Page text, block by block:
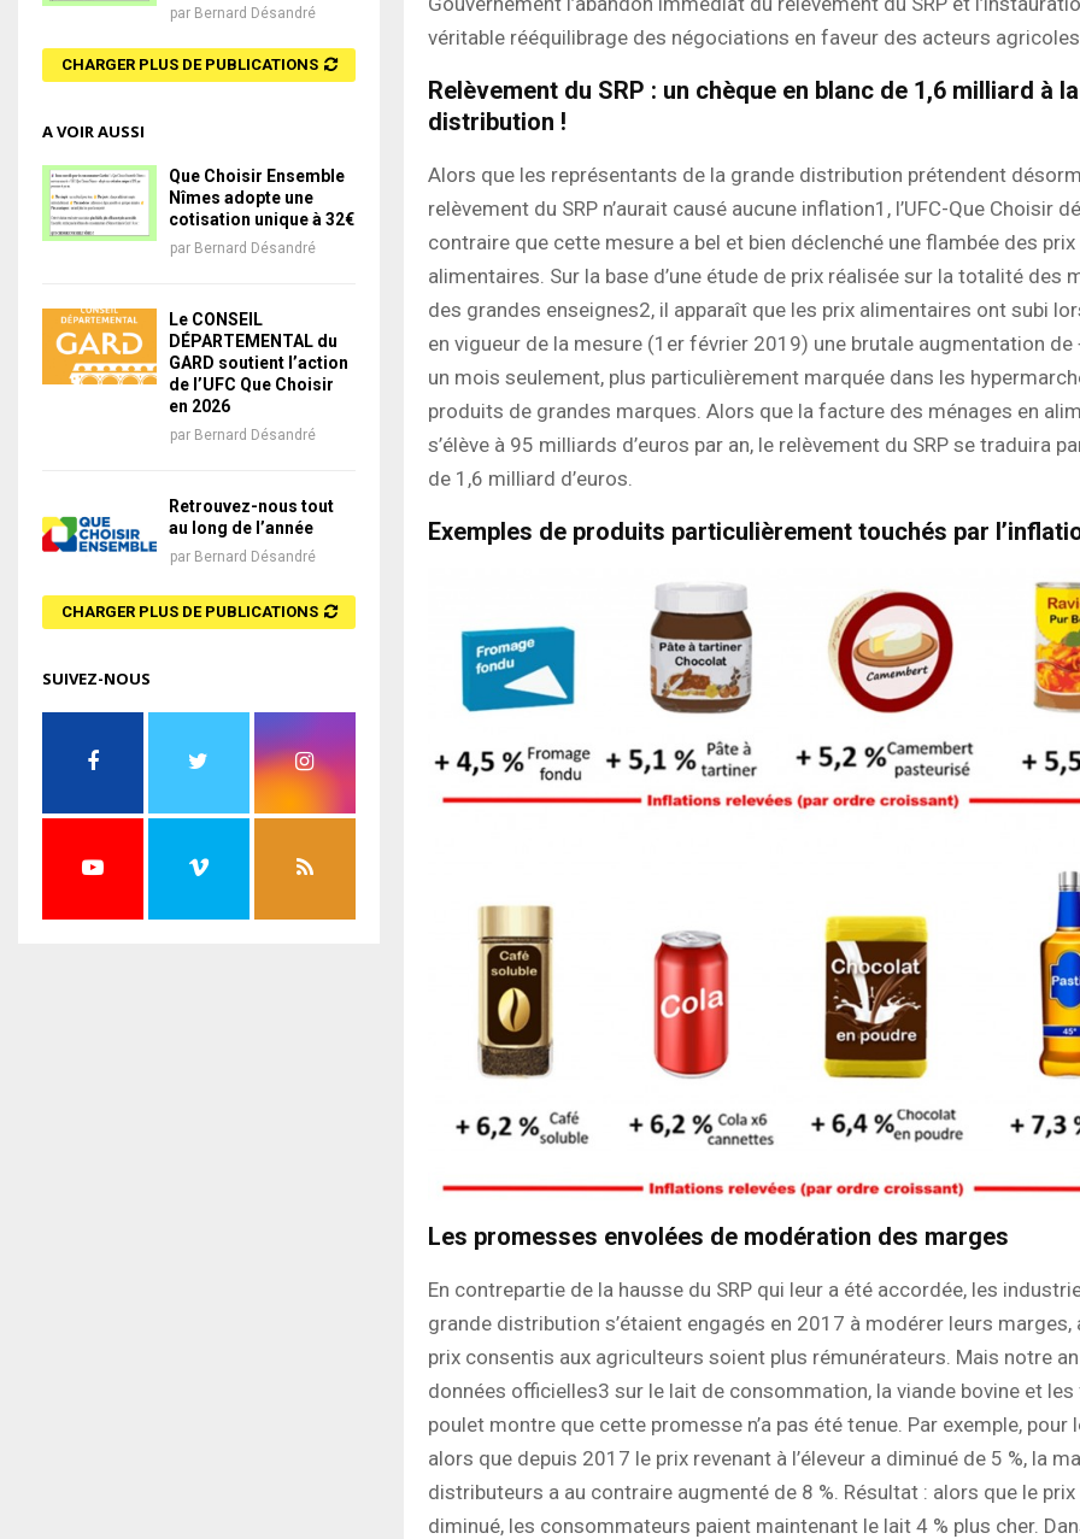
véritable rééquilibrage des négociations en faveur des acteurs
Relèvement du SRP : un chèque en blanc de 1,6 milliard à la
distribution !
Alors que les représentants de la grande distribution prétendent
relèvement du SRP n’aurait causé aucune inflation1, l’UFC-Que Choisir
contraire que cette mesure a bel et bien déclenché une flambée des prix
alimentaires. Sur la base d’une étude de prix réalisée sur la totalité des
des grandes enseignes2, il apparaît que les prix alimentaires ont subi
en vigueur de la mesure (1er février 2019) une brutale augmentation de
un mois seulement, plus particulièrement marquée dans les
produits de grandes marques. Alors que la facture des ménages en
s’élève à 95 milliards d’euros par an, le relèvement du SRP se traduira
de 1,6 milliard d’euros.
Exemples de produits particulièrement touchés par
Les promesses envolées de modération des marges
En contrepartie de la hausse du SRP qui leur a été accordée, les
grande distribution s’étaient engagés en 2017 à modérer leurs marges,
prix consentis aux agriculteurs soient plus rémunérateurs. Mais notre
données officielles3 sur le lait de consommation, la viande bovine et
poulet montre que cette promesse n’a pas été tenue. Par exemple, pour
alors que depuis 2017 le prix revenant à l’éleveur a diminué de 5 %, la
distributeurs a au contraire augmenté de 8 %. Résultat : alors que le
diminué, les consommateurs paient maintenant le lait 4 % plus cher.
par Bernard Désandré
CHARGER PLUS DE PUBLICATIONS
A VOIR AUSSI
Que Choisir Ensemble
Nîmes adopte une
cotisation unique à 32€
par Bernard Désandré
Le CONSEIL
DÉPARTEMENTAL du
GARD soutient l’action
de l’UFC Que Choisir
en 2026
par Bernard Désandré
Retrouvez-nous tout
au long de l’année
par Bernard Désandré
CHARGER PLUS DE PUBLICATIONS
SUIVEZ-NOUS